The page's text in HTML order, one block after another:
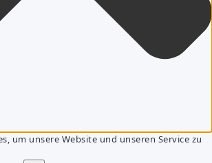
um unsere Website und unseren Service zu